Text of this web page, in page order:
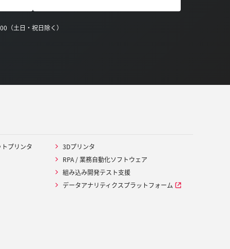
（土日・祝日除く）
プリンタ
3Dプリンタ
RPA / 業務自動化ソフトウェア
組み込み開発テスト支援
データアナリティクスプラットフォーム